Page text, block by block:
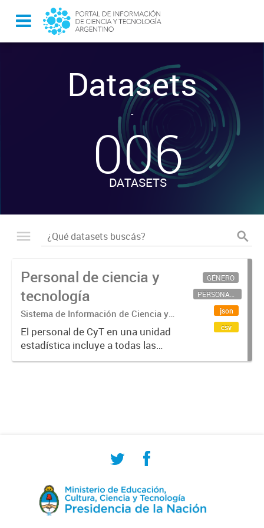
Datasets
-
006
DATASETS
Personal de ciencia y
tecnología
Sistema de Información de Ciencia y
Tecnología Argentino (SICYTAR)
El personal de CyT en una unidad
estadística incluye a todas las
personas involucradas
GÉNERO
PERSONAL CIENTÍFICO-TECNOLÓGICO
json
csv